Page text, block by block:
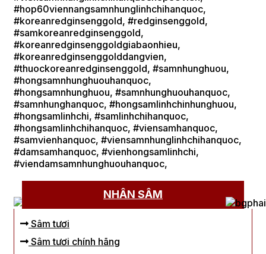
#hop60viennangsamnhunglinhchihanquoc,
#koreanredginsenggold, #redginsenggold,
#samkoreanredginsenggold,
#koreanredginsenggoldgiabaonhieu,
#koreanredginsenggolddangvien,
#thuockoreanredginsenggold, #samnhunghuou,
#hongsamnhunghuouhanquoc,
#hongsamnhunghuou, #samnhunghuouhanquoc,
#samnhunghanquoc, #hongsamlinhchinhunghuou,
#hongsamlinhchi, #samlinhchihanquoc,
#hongsamlinhchihanquoc, #viensamhanquoc,
#samvienhanquoc, #viensamnhunglinhchihanquoc,
#damsamhanquoc, #vienhongsamlinhchi,
#viendamsamnhunghuouhanquoc,
NHÂN SÂM
Sâm tươi
Sâm tươi chính hãng